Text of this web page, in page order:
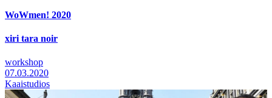
WoWmen! 2020
xiri tara noir
workshop
07.03.2020
Kaaistudios